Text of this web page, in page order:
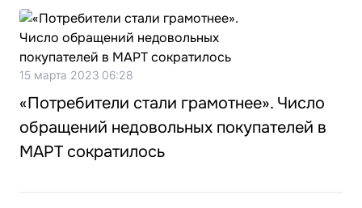
15 марта 2023 06:28
«Потребители стали грамотнее». Число
обращений недовольных покупателей в
МАРТ сократилось